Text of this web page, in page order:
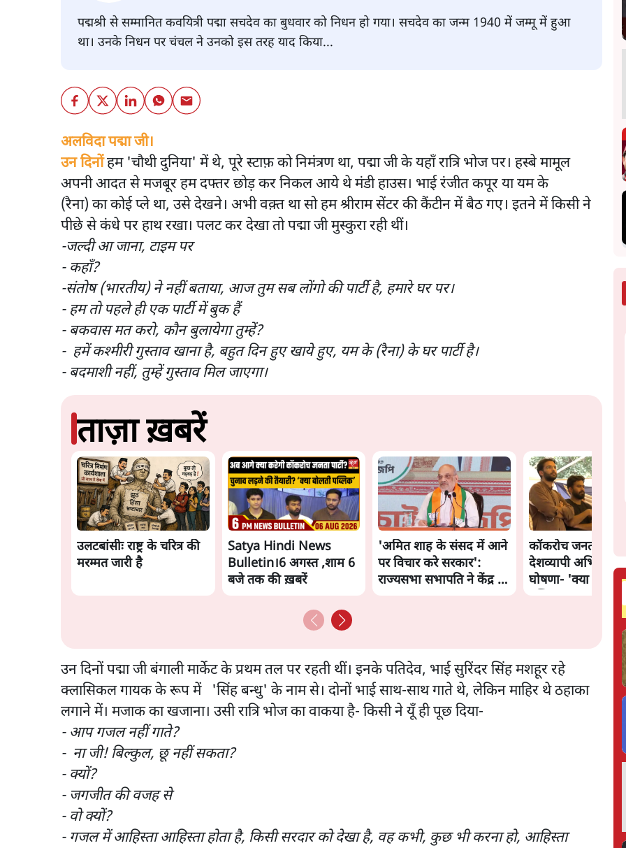
पद्मश्री से सम्मानित कवयित्री पद्मा सचदेव का बुधवार को निधन हो गया। सचदेव का जन्म 1940 में जम्मू में हुआ
था। उनके निधन पर चंचल ने उनको इस तरह याद किया...
अलविदा पद्मा जी।
उन दिनोंहम 'चौथी दुनिया' में थे, पूरे स्टाफ़ को निमंत्रण था, पद्मा जी के यहाँ रात्रि भोज पर। हस्बे मामूल
अपनी आदत से मजबूर हम दफ्तर छोड़ कर निकल आये थे मंडी हाउस। भाई रंजीत कपूर या यम के
(रैना) का कोई प्ले था, उसे देखने। अभी वक़्त था सो हम श्रीराम सेंटर की कैंटीन में बैठ गए। इतने में किसी ने
पीछे से कंधे पर हाथ रखा। पलट कर देखा तो पद्मा जी मुस्कुरा रही थीं।
-जल्दी आ जाना, टाइम पर
- कहाँ?
-संतोष (भारतीय) ने नहीं बताया, आज तुम सब लोंगो की पार्टी है, हमारे घर पर।
- हम तो पहले ही एक पार्टी में बुक हैं
- बकवास मत करो, कौन बुलायेगा तुम्हें?
- हमें कश्मीरी गुस्ताव खाना है, बहुत दिन हुए खाये हुए, यम के (रैना) के घर पार्टी है।
- बदमाशी नहीं, तुम्हें गुस्ताव मिल जाएगा।
ताज़ा ख़बरें
उलटबांसीः राष्ट्र के चरित्र की
मरम्मत जारी है
Satya Hindi News
Bulletin।6 अगस्त ,शाम 6
बजे तक की ख़बरें
'अमित शाह के संसद में आने
पर विचार करे सरकार':
राज्यसभा सभापति ने केंद्र से
कॉकरोच जनता पार्टी
देशव्यापी अभियान
घोषणा- 'क्या बोलती
उन दिनों पद्मा जी बंगाली मार्केट के प्रथम तल पर रहती थीं। इनके पतिदेव, भाई सुरिंदर सिंह मशहूर रहे
क्लासिकल गायक के रूप में 'सिंह बन्धु' के नाम से। दोनों भाई साथ-साथ गाते थे, लेकिन माहिर थे ठहाका
लगाने में। मजाक का खजाना। उसी रात्रि भोज का वाकया है- किसी ने यूँ ही पूछ दिया-
- आप गजल नहीं गाते?
- ना जी! बिल्कुल, छू नहीं सकता?
- क्यों?
- जगजीत की वजह से
- वो क्यों?
- गजल में आहिस्ता आहिस्ता होता है, किसी सरदार को देखा है, वह कभी, कुछ भी करना हो, आहिस्ता